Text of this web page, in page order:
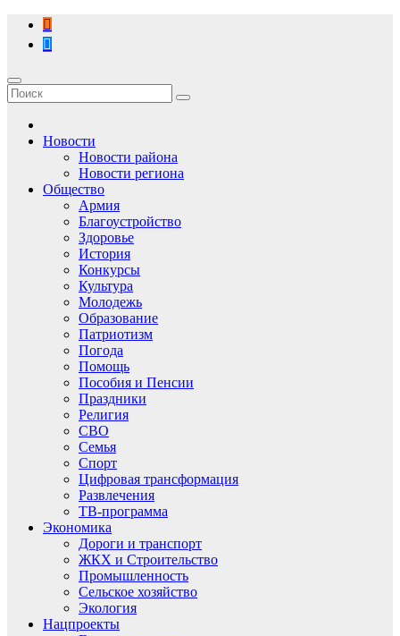
Перейти
содержимому
Новости
Новости района
Новости региона
Общество
Армия
Благоустройство
Здоровье
История
Конкурсы
Культура
Молодежь
Образование
Патриотизм
Погода
Помощь
Пособия и Пенсии
Праздники
Религия
СВО
Семья
Спорт
Цифровая трансформация
Развлечения
ТВ-программа
Экономика
Дороги и транспорт
ЖКХ и Строительство
Промышленность
Сельское хозяйство
Экология
Нацпроекты